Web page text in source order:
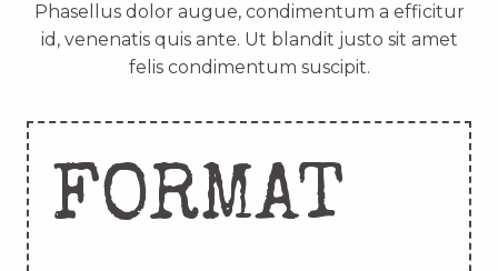
Phasellus dolor augue, condimentum a efficitur
id, venenatis quis ante. Ut blandit justo sit amet
felis condimentum suscipit.
FORMAT